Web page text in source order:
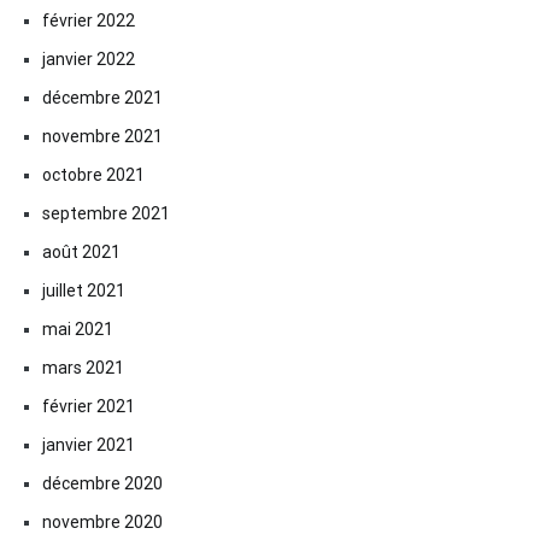
février 2022
janvier 2022
décembre 2021
novembre 2021
octobre 2021
septembre 2021
août 2021
juillet 2021
mai 2021
mars 2021
février 2021
janvier 2021
décembre 2020
novembre 2020